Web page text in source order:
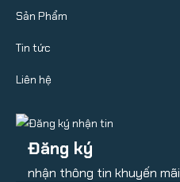
Sản Phẩm
Tin tức
Liên hệ
Đăng ký
nhận thông tin khuyến mãi